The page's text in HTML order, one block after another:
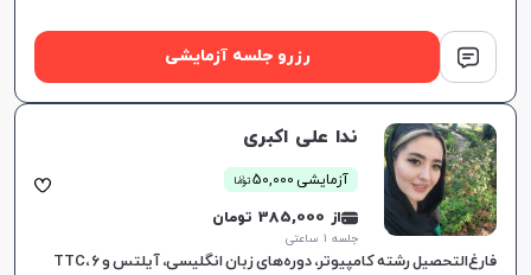
رزرو جلسه آزمایشی
ندا علی اکبری
آزمایشی 50,000 توما
ن
از 385,000 تومان
جلسه ۱ ساعتی
فارغ‌التحصیل رشته کامپیوتر، دوره‌های زبان انگلیسی، آیلتس و TTC، ۶